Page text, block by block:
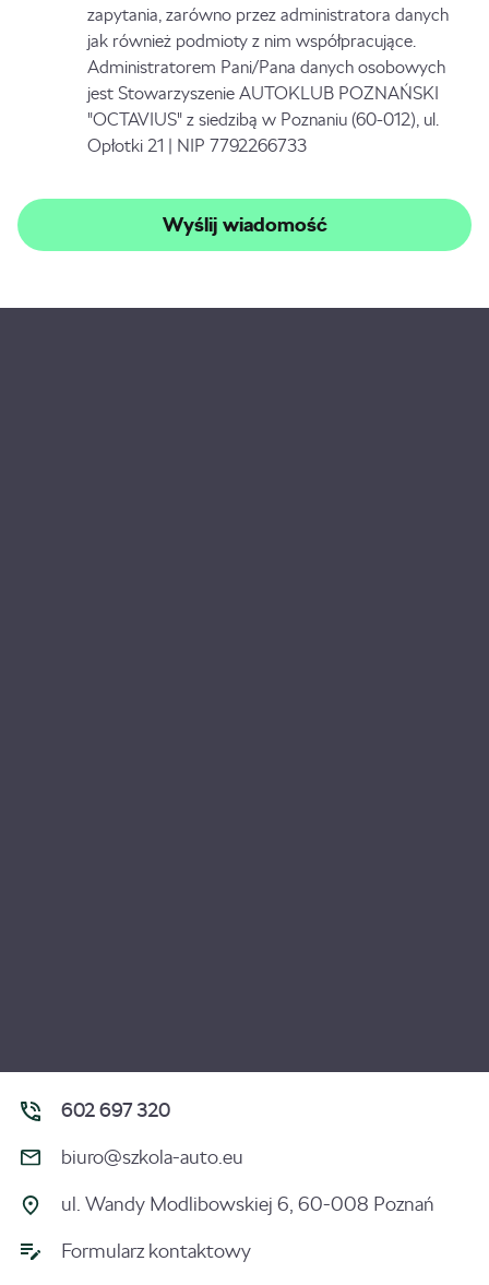
zapytania, zarówno przez administratora danych
jak również podmioty z nim współpracujące.
Administratorem Pani/Pana danych osobowych
jest Stowarzyszenie AUTOKLUB POZNAŃSKI
"OCTAVIUS" z siedzibą w Poznaniu (60-012), ul.
Opłotki 21 | NIP 7792266733
602 697 320
biuro@szkola-auto.eu
ul. Wandy Modlibowskiej 6, 60-008 Poznań
Formularz kontaktowy